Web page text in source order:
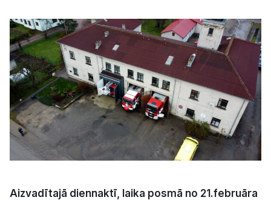
Sports
Kultūra
Bizness
Video
Aizvadītajā diennaktī, laika posmā no 21.februāra